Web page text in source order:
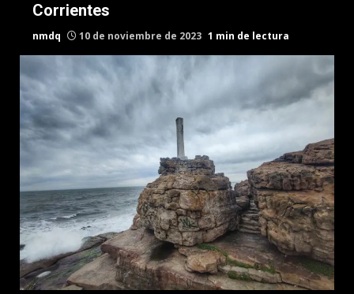
Corrientes
nmdq 10 de noviembre de 2023 1 min de lectura